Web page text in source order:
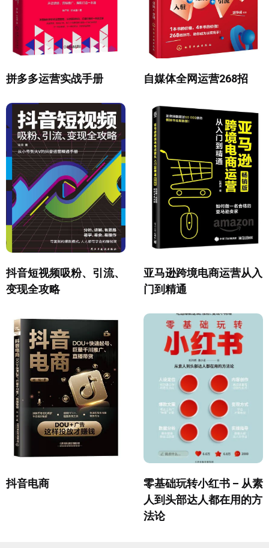
拼多多运营实战手册 自媒体全网运营268招
抖音短视频吸粉、引流、
变现全攻略
亚马逊跨境电商运营从入
门到精通
抖音电商
零基础玩转小红书 – 从素
人到头部达人都在用的方
法论